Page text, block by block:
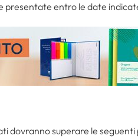
presentate entro le date
dovranno superare le seguenti